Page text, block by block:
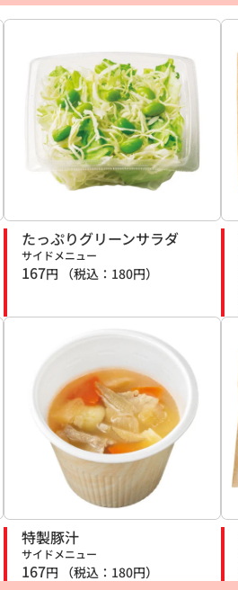
たっぷりグリーンサラダ
サイドメニュー
167円 （税込： 180円）
特製豚汁
サイドメニュー
167円 （税込： 180円）